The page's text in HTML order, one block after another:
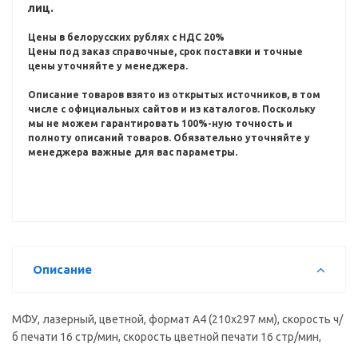
лиц.
Цены в белорусских рублях с НДС 20%
Цены под заказ справочные, срок поставки и точные
цены уточняйте у менеджера.
Описание товаров взято из открытых источников, в том
числе с официальных сайтов и из каталогов. Поскольку
мы не можем гарантировать 100%-ную точность и
полноту описаний товаров. Обязательно уточняйте у
менеджера важные для вас параметры.
Описание
МФУ, лазерный, цветной, формат A4 (210x297 мм), скорость ч/
б печати 16 стр/мин, скорость цветной печати 16 стр/мин,